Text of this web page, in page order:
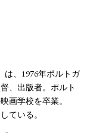
は、1976年ポルトガ
、出版者。ポルト
画学校を卒業。
ている。